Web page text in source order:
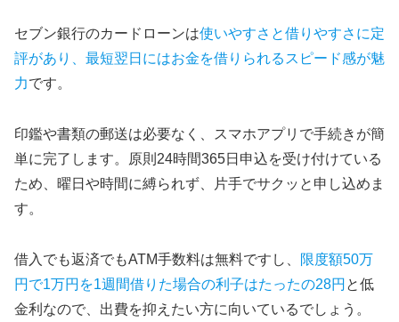
セブン銀行のカードローンは使いやすさと借りやすさに定
評があり、最短翌日にはお金を借りられるスピード感が魅
力です。
印鑑や書類の郵送は必要なく、スマホアプリで手続きが簡
単に完了します。原則24時間365日申込を受け付けている
ため、曜日や時間に縛られず、片手でサクッと申し込めま
す。
借入でも返済でもATM手数料は無料ですし、
限度額50万
円で1万円を1週間借りた場合の利子はたったの28円 と低
金利なので、出費を抑えたい方に向いているでしょう。